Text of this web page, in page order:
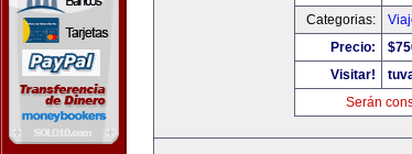
Categorias:
Precio:
Visitar!
Serán